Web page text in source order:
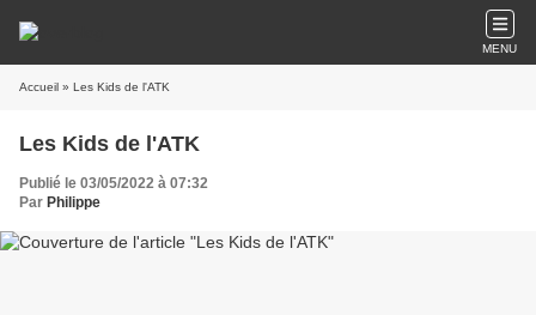
MENU
Accueil » Les Kids de l'ATK
Les Kids de l'ATK
Publié le 03/05/2022 à 07:32
Par Philippe